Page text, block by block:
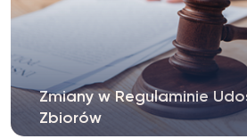
Zmiany w Regulaminie
Zbiorów